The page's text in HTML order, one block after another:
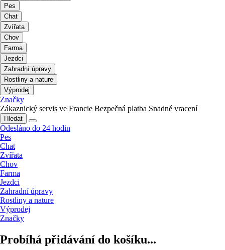
Pes
Chat
Zvířata
Chov
Farma
Jezdci
Zahradní úpravy
Rostliny a nature
Výprodej
Značky
Zákaznický servis ve Francie Bezpečná platba Snadné vracení
Hledat
Odesláno do 24 hodin
Pes
Chat
Zvířata
Chov
Farma
Jezdci
Zahradní úpravy
Rostliny a nature
Výprodej
Značky
Probíhá přidávání do košíku...